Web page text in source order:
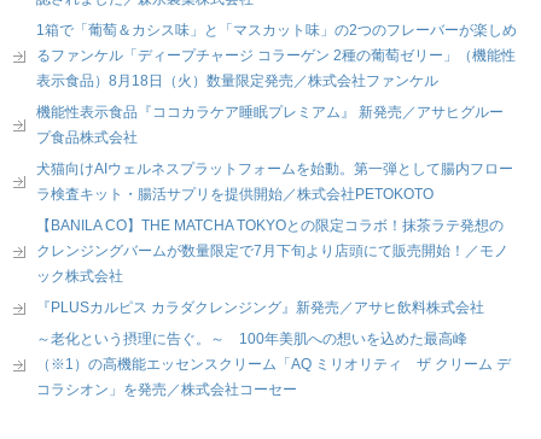
1箱で「葡萄＆カシス味」と「マスカット味」の2つのフレーバーが楽しめ
るファンケル「ディープチャージ コラーゲン 2種の葡萄ゼリー」（機能性
表示食品）8月18日（火）数量限定発売／株式会社ファンケル
機能性表示食品『ココカラケア睡眠プレミアム』 新発売／アサヒグルー
プ食品株式会社
犬猫向けAIウェルネスプラットフォームを始動。第一弾として腸内フロー
ラ検査キット・腸活サプリを提供開始／株式会社PETOKOTO
【BANILA CO】THE MATCHA TOKYOとの限定コラボ！抹茶ラテ発想の
クレンジングバームが数量限定で7月下旬より店頭にて販売開始！／モノ
ック株式会社
『PLUSカルピス カラダクレンジング』新発売／アサヒ飲料株式会社
～老化という摂理に告ぐ。～ 100年美肌への想いを込めた最高峰
（※1）の高機能エッセンスクリーム「AQ ミリオリティ ザ クリーム デ
コラシオン」を発売／株式会社コーセー